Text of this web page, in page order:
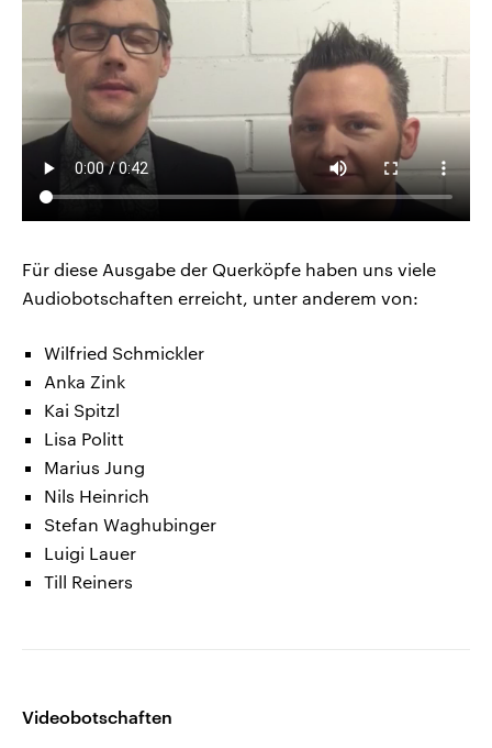
Für diese Ausgabe der Querköpfe haben uns viele
Audiobotschaften erreicht, unter anderem von:
Wilfried Schmickler
Anka Zink
Kai Spitzl
Lisa Politt
Marius Jung
Nils Heinrich
Stefan Waghubinger
Luigi Lauer
Till Reiners
Videobotschaften